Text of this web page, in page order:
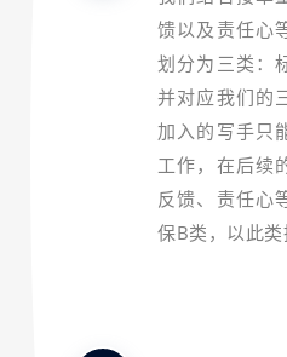
馈以及责任心
划分为三类：
并对应我们的
加入的写手只
工作，在后续
反馈、责任心
保B类，以此类